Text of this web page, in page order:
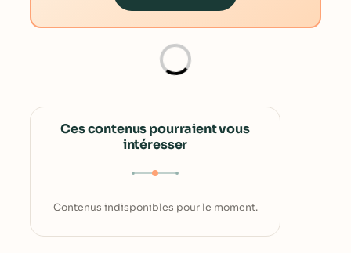
Ces contenus pourraient vous
intéresser
Contenus indisponibles pour le moment.